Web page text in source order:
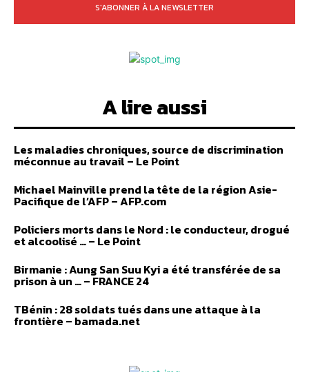
S'ABONNER À LA NEWSLETTER
A lire aussi
Les maladies chroniques, source de discrimination
méconnue au travail – Le Point
Michael Mainville prend la tête de la région Asie-
Pacifique de l’AFP – AFP.com
Policiers morts dans le Nord : le conducteur, drogué
et alcoolisé … – Le Point
Birmanie : Aung San Suu Kyi a été transférée de sa
prison à un … – FRANCE 24
TBénin : 28 soldats tués dans une attaque à la
frontière – bamada.net